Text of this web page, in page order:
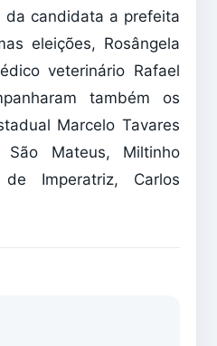
da candidata a prefeita
eleições, Rosângela
veterinário Rafael
também os
Marcelo Tavares
Mateus, Miltinho
Imperatriz, Carlos